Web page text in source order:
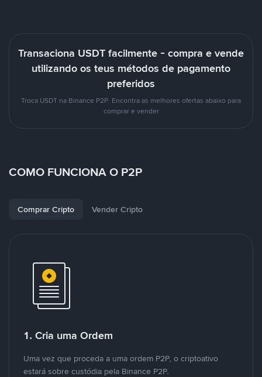
Transaciona USDT facilmente - compra e vende
utilizando os teus métodos de pagamento
preferidos
Troca USDT na Binance P2P. Encontra as melhores ofertas abaixo para
comprar e vender
COMO FUNCIONA O P2P
Comprar Cripto Vender Cripto
1. Cria uma Ordem
Uma vez que proceda a uma ordem P2P, o criptoativo
estará sobre custódia pela Binance P2P.